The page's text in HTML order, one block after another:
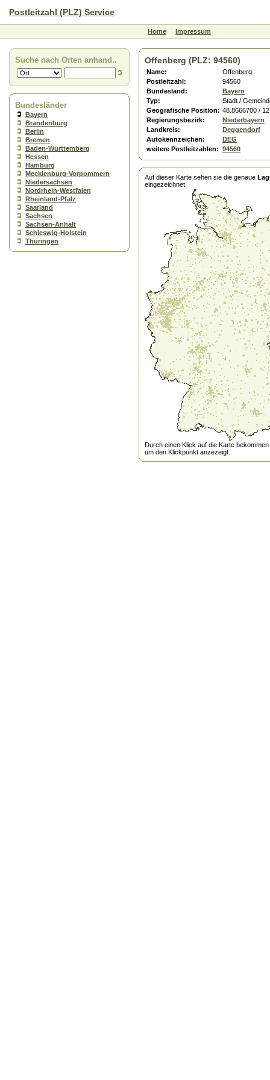
Postleitzahl (PLZ) Service
Home Impressum
Suche nach Orten anhand..
Bundesländer
Bayern
Brandenburg
Berlin
Bremen
Baden-Württemberg
Hessen
Hamburg
Mecklenburg-Vorpommern
Niedersachsen
Nordrhein-Westfalen
Rheinland-Pfalz
Saarland
Sachsen
Sachsen-Anhalt
Schleswig-Holstein
Thüringen
Offenberg (PLZ: 94560)
Name:
Offenberg
Postleitzahl:
94560
Bundesland:
Bayern
Typ:
Stadt /
Geografische Position: 48.8666700 /
Regierungsbezirk:
Niederbayern
Landkreis:
Deggendorf
Autokennzeichen:
DEG
weitere Postleitzahlen: 94560
Auf dieser Karte sehen sie die genaue
eingezeichnet.
Durch einen Klick auf die Karte
um den Klickpunkt anzezeigt.